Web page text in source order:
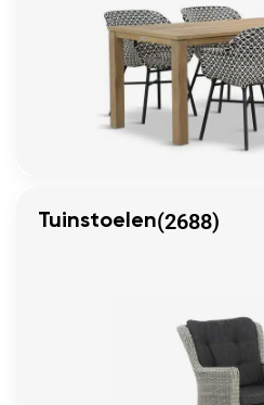
Tuinstoelen(2688)